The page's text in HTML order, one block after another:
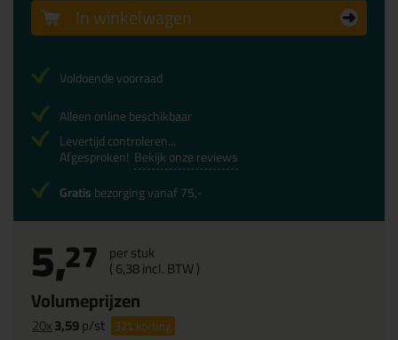
5,27 per stuk
(6,38incl. BTW )
Volumeprijzen
20x3,59p/st 32%korting
In winkelwagen
Voldoende voorraad
Alleen online beschikbaar
Levertijd controleren...
Afgesproken! Bekijk onze reviews
Gratisbezorging vanaf 75,-